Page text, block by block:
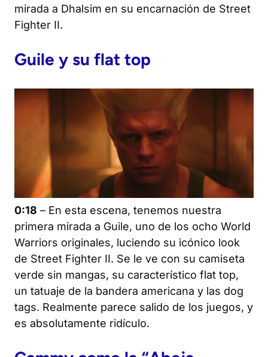
mirada a Dhalsim en su encarnación de Street
Fighter II.
Guile y su flat top
0:18 – En esta escena, tenemos nuestra
primera mirada a Guile, uno de los ocho World
Warriors originales, luciendo su icónico look
de Street Fighter II. Se le ve con su camiseta
verde sin mangas, su característico flat top,
un tatuaje de la bandera americana y las dog
tags. Realmente parece salido de los juegos, y
es absolutamente ridículo.